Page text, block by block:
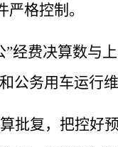
严格控制。
”经费决算数与
公务用车运行
批复，把控好